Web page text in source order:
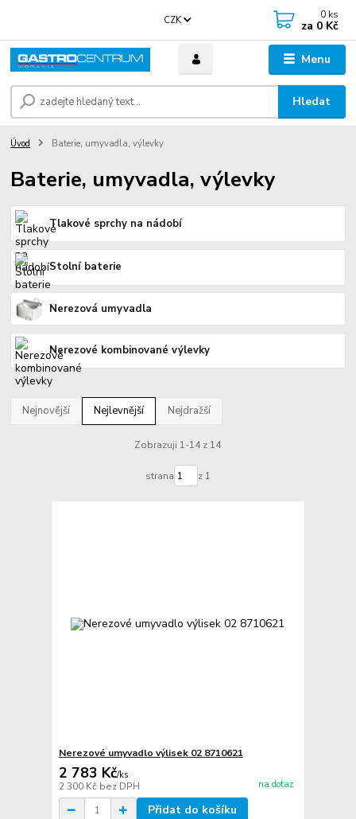
Menu
CZK
Hledat
0 ks
za 0 Kč
Úvod Baterie, umyvadla, výlevky
Baterie, umyvadla, výlevky
Tlakové sprchy na nádobí
Stolní baterie
Nerezová umyvadla
Nerezové kombinované výlevky
Nejnovější Nejlevnější Nejdražší
Zobrazuji 1-14 z 14
strana z 1
Nerezové umyvadlo výlisek 02 8710621
2 783 Kč/ks
2 300 Kč bez DPH na dotaz
Přidat do košíku